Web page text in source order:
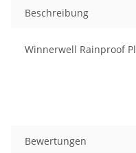
Beschreibung
Winnerwell Rainproof
Bewertungen